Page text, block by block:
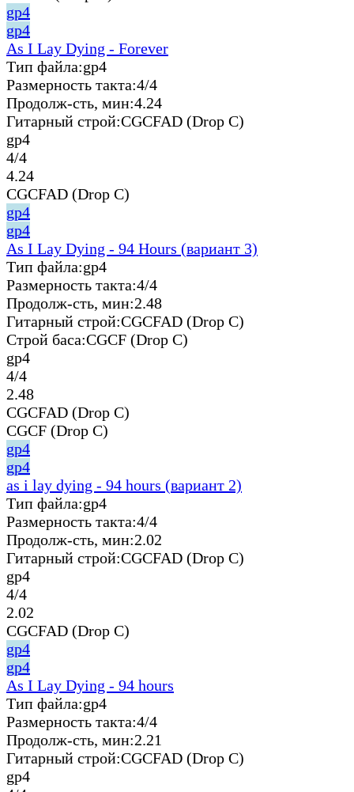
gp4
gp4
As I Lay Dying - Forever
Тип файла:gp4
Размерность такта:4/4
Продолж-сть, мин:4.24
Гитарный строй:CGCFAD (Drop C)
gp4
4/4
4.24
CGCFAD (Drop C)
gp4
gp4
As I Lay Dying - 94 Hours (вариант 3)
Тип файла:gp4
Размерность такта:4/4
Продолж-сть, мин:2.48
Гитарный строй:CGCFAD (Drop C)
Строй баса:CGCF (Drop C)
gp4
4/4
2.48
CGCFAD (Drop C)
CGCF (Drop C)
gp4
gp4
as i lay dying - 94 hours (вариант 2)
Тип файла:gp4
Размерность такта:4/4
Продолж-сть, мин:2.02
Гитарный строй:CGCFAD (Drop C)
gp4
4/4
2.02
CGCFAD (Drop C)
gp4
gp4
As I Lay Dying - 94 hours
Тип файла:gp4
Размерность такта:4/4
Продолж-сть, мин:2.21
Гитарный строй:CGCFAD (Drop C)
gp4